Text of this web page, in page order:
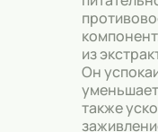
из
Он
также